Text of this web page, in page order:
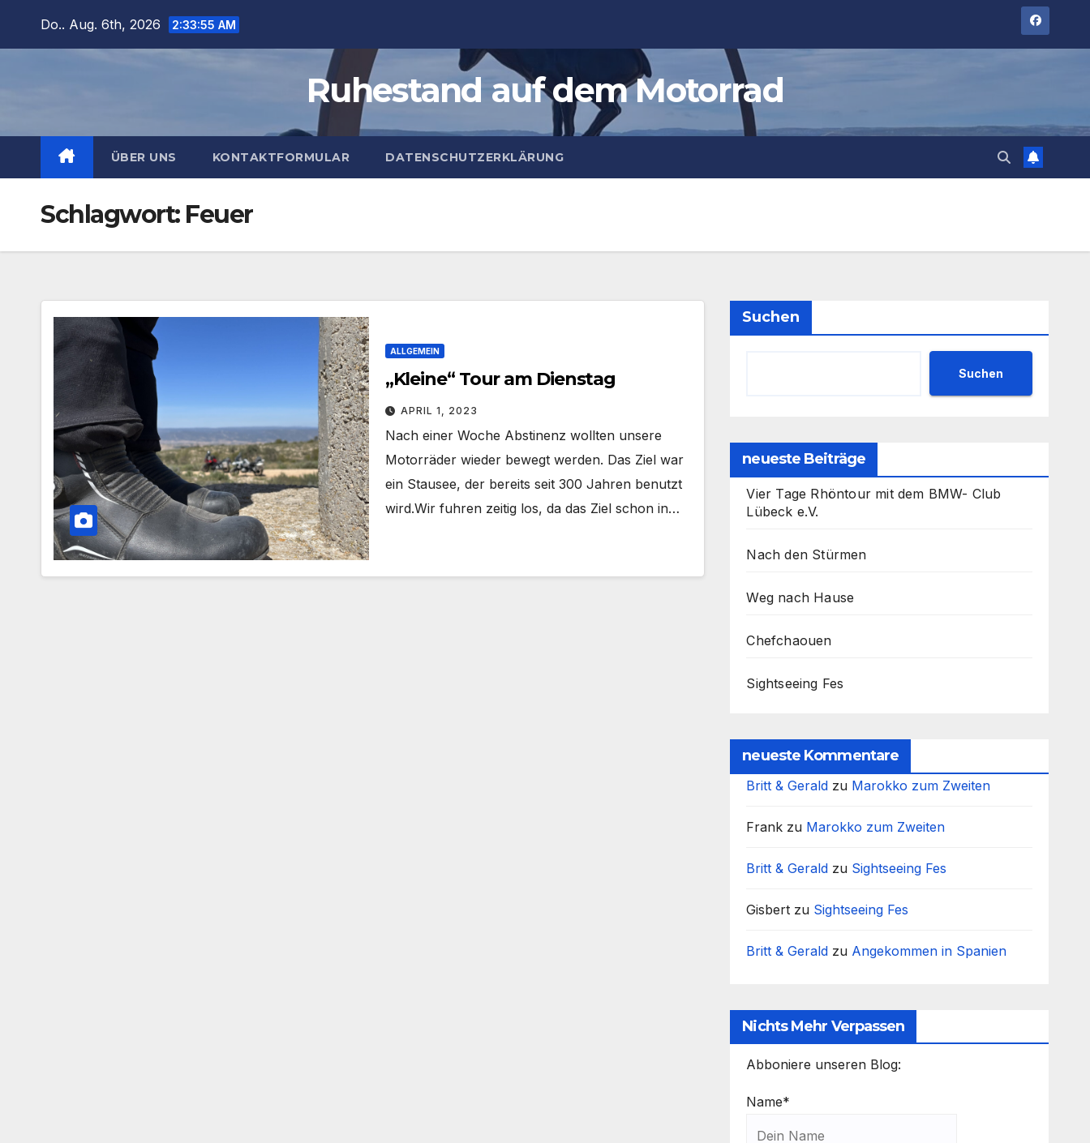
Do.. Aug. 6th, 2026 2:33:56 AM
Ruhestand auf dem Motorrad
ÜBER UNS KONTAKTFORMULAR DATENSCHUTZERKLÄRUNG
Schlagwort: Feuer
ALLGEMEIN
„Kleine“ Tour am Dienstag
APRIL 1, 2023
Nach einer Woche Abstinenz wollten unsere
Motorräder wieder bewegt werden. Das Ziel war
ein Stausee, der bereits seit 300 Jahren benutzt
wird.Wir fuhren zeitig los, da das Ziel schon in…
Suchen
Suchen
neueste Beiträge
Vier Tage Rhöntour mit dem BMW- Club
Lübeck e.V.
Nach den Stürmen
Weg nach Hause
Chefchaouen
Sightseeing Fes
neueste Kommentare
Britt & Gerald zu Marokko zum Zweiten
Frank zu Marokko zum Zweiten
Britt & Gerald zu Sightseeing Fes
Gisbert zu Sightseeing Fes
Britt & Gerald zu Angekommen in Spanien
Nichts Mehr Verpassen
Abboniere unseren Blog:
Name*